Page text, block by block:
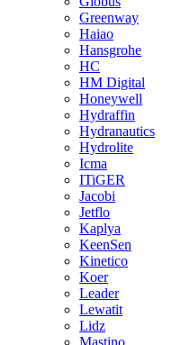
Greenway
Haiao
Hansgrohe
HC
HM Digital
Honeywell
Hydraffin
Hydranautics
Hydrolite
Icma
ITiGER
Jacobi
Jetflo
Kaplya
KeenSen
Kinetico
Koer
Leader
Lewatit
Lidz
Mastino